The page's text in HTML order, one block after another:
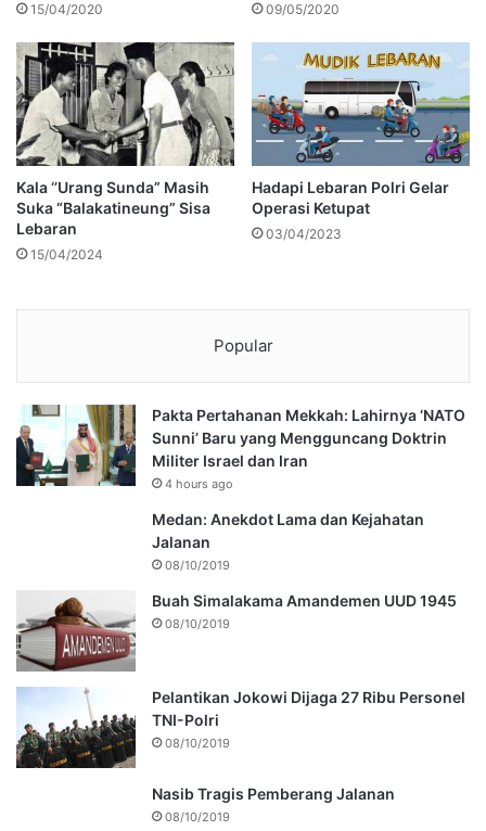
15/04/2020 09/05/2020
Kala ‘’Urang Sunda” Masih
Suka “Balakatineung” Sisa
Lebaran
15/04/2024
Hadapi Lebaran Polri Gelar
Operasi Ketupat
03/04/2023
Popular
Pakta Pertahanan Mekkah: Lahirnya ‘NATO
Sunni’ Baru yang Mengguncang Doktrin
Militer Israel dan Iran
4 hours ago
Medan: Anekdot Lama dan Kejahatan
Jalanan
08/10/2019
Buah Simalakama Amandemen UUD 1945
08/10/2019
Pelantikan Jokowi Dijaga 27 Ribu Personel
TNI-Polri
08/10/2019
Nasib Tragis Pemberang Jalanan
08/10/2019